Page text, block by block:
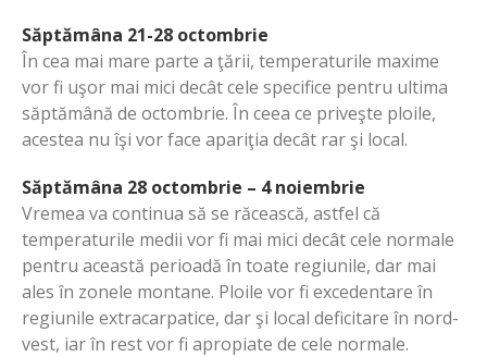
Săptămâna 21-28 octombrie
În cea mai mare parte a ţării, temperaturile maxime
vor fi uşor mai mici decât cele specifice pentru ultima
săptămână de octombrie. În ceea ce priveşte ploile,
acestea nu îşi vor face apariţia decât rar şi local.
Săptămâna 28 octombrie – 4 noiembrie
Vremea va continua să se răcească, astfel că
temperaturile medii vor fi mai mici decât cele normale
pentru această perioadă în toate regiunile, dar mai
ales în zonele montane. Ploile vor fi excedentare în
regiunile extracarpatice, dar şi local deficitare în nord-
vest, iar în rest vor fi apropiate de cele normale.